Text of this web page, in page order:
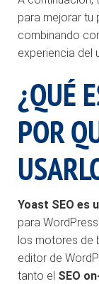
para mejorar tu
combinando
experiencia del
¿QUÉ
POR
Yoast SEO es
para
los motores de
editor de
tanto el SEO